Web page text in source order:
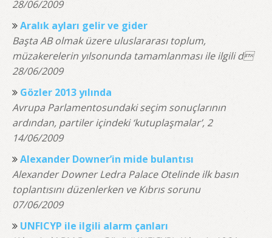
28/06/2009
Aralık ayları gelir ve gider
Başta AB olmak üzere uluslararası toplum,
müzakerelerin yılsonunda tamamlanması ile ilgili d
28/06/2009
Gözler 2013 yılında
Avrupa Parlamentosundaki seçim sonuçlarının
ardından, partiler içindeki ‘kutuplaşmalar’, 2
14/06/2009
Alexander Downer’in mide bulantısı
Alexander Downer Ledra Palace Otelinde ilk basın
toplantısını düzenlerken ve Kıbrıs sorunu
07/06/2009
UNFICYP ile ilgili alarm çanları